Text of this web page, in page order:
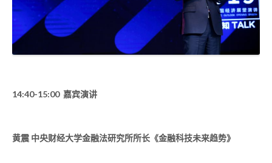
14:40-15:00 嘉宾演讲
黄震 中央财经大学金融法研究所所长《金融科技未来趋势》